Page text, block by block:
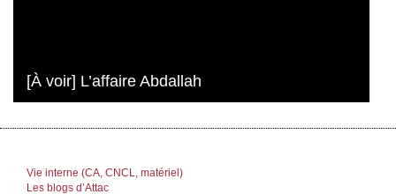
[À voir] L’affaire Abdallah
Vie interne (CA, CNCL, matériel)
Les blogs d’Attac